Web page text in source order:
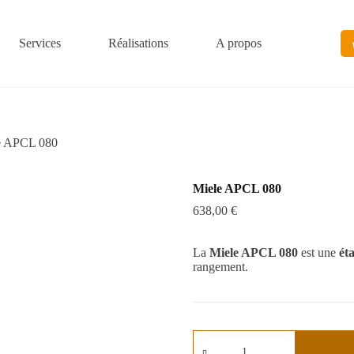
Services Réalisations A propos
APCL 080
Miele APCL 080
638,00 €
La Miele APCL 080 est une
rangement.